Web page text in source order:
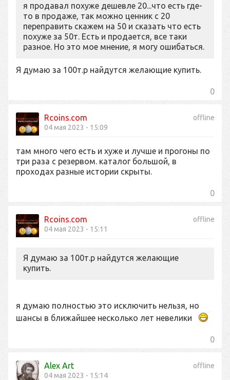
я продавал похуже дешевле 20...что есть где-
то в продаже, так можно ценник с 20
переправить скажем на 50 и сказать что есть
похуже за 50т. Есть и продается, все таки
разное. Но это мое мнение, я могу ошибаться.
Я думаю за 100т.р найдутся желающие купить.
0
offline
Rcoins.com
04 мая 2023 - 15:09
там много чего есть и хуже и лучше и прогоны по
три раза с резервом. каталог большой, в
проходах разные истории скрыты.
0
offline
Rcoins.com
04 мая 2023 - 15:11
Я думаю за 100т.р найдутся желающие
купить.
я думаю полностью это исключить нельзя, но
шансы в ближайшее несколько лет невелики
0
offline
Alex Art
04 мая 2023 - 15:14